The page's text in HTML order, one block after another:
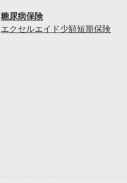
糖尿病保険
エクセルエイド少額短期保険